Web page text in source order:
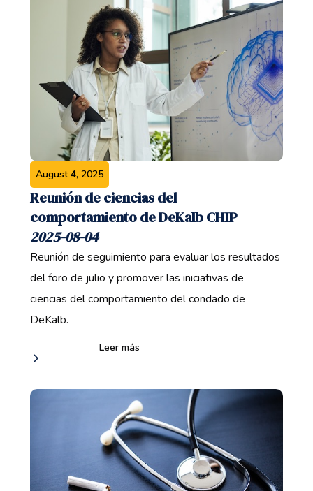
August 4, 2025
Reunión de ciencias del
comportamiento de DeKalb CHIP
2025-08-04
Reunión de seguimiento para evaluar los resultados
del foro de julio y promover las iniciativas de
ciencias del comportamiento del condado de
DeKalb.
Leer más